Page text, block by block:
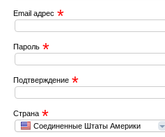
Email адрес *
Пароль *
Подтверждение *
Страна *
Соединенные Штаты Америки